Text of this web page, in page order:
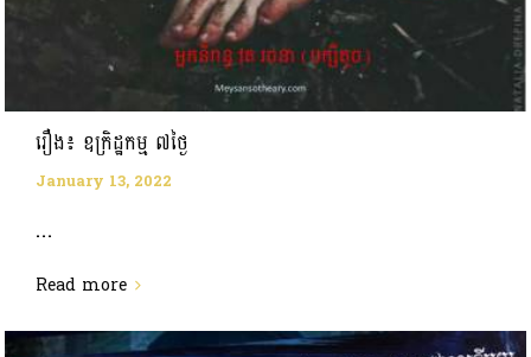
រឿង៖ ឧក្រិដ្ឋកម្ម ៧ថ្ងៃ
January 13, 2022
...
Read more